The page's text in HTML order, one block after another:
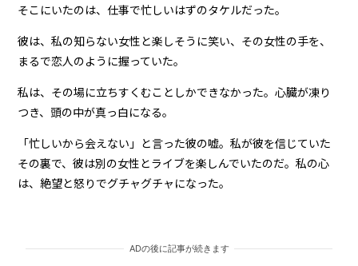
そこにいたのは、仕事で忙しいはずのタケルだった。
彼は、私の知らない女性と楽しそうに笑い、その女性の手を、
まるで恋人のように握っていた。
私は、その場に立ちすくむことしかできなかった。心臓が凍り
つき、頭の中が真っ白になる。
「忙しいから会えない」と言った彼の嘘。私が彼を信じていた
その裏で、彼は別の女性とライブを楽しんでいたのだ。私の心
は、絶望と怒りでグチャグチャになった。
ADの後に記事が続きます